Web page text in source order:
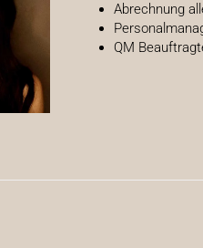
Abrechnung
QM